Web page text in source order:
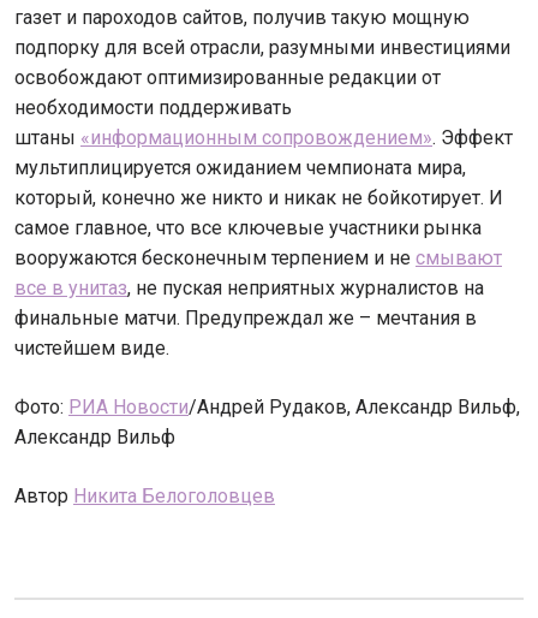
газет и пароходов сайтов, получив такую мощную
подпорку для всей отрасли, разумными инвестициями
освобождают оптимизированные редакции от
необходимости поддерживать
штаны «информационным сопровождением». Эффект
мультиплицируется ожиданием чемпионата мира,
который, конечно же никто и никак не бойкотирует. И
самое главное, что все ключевые участники рынка
вооружаются бесконечным терпением и не смывают
все в унитаз, не пуская неприятных журналистов на
финальные матчи. Предупреждал же – мечтания в
чистейшем виде.
Фото: РИА Новости/Андрей Рудаков, Александр Вильф,
Александр Вильф
Автор Никита Белоголовцев